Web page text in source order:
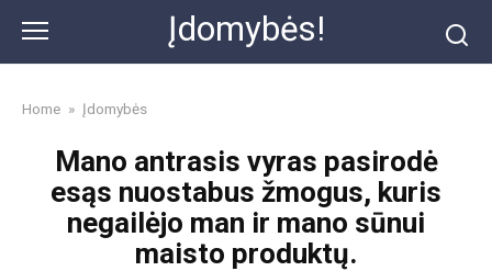
content
Įdomybės!
Home » Įdomybės
Mano antrasis vyras pasirodė
esąs nuostabus žmogus, kuris
negailėjo man ir mano sūnui
maisto produktų.